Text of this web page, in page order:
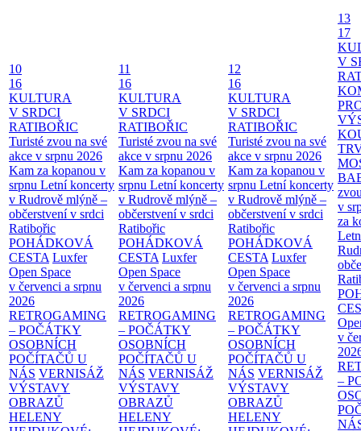
10
16
KULTURA
V SRDCI
RATIBOŘIC
Turisté zvou na své
akce v srpnu 2026
Kam za kopanou v
srpnu Letní koncerty
v Rudrově mlýně –
občerstvení v srdci
Ratibořic
POHÁDKOVÁ
CESTA Luxfer
Open Space
v červenci a srpnu
2026
RETROGAMING
– POČÁTKY
OSOBNÍCH
POČÍTAČŮ U
NÁS VERNISÁŽ
VÝSTAVY
OBRAZŮ
HELENY
11
16
KULTURA
V SRDCI
RATIBOŘIC
Turisté zvou na své
akce v srpnu 2026
Kam za kopanou v
srpnu Letní koncerty
v Rudrově mlýně –
občerstvení v srdci
Ratibořic
POHÁDKOVÁ
CESTA Luxfer
Open Space
v červenci a srpnu
2026
RETROGAMING
– POČÁTKY
OSOBNÍCH
POČÍTAČŮ U
NÁS VERNISÁŽ
VÝSTAVY
OBRAZŮ
HELENY
12
16
KULTURA
V SRDCI
RATIBOŘIC
Turisté zvou na své
akce v srpnu 2026
Kam za kopanou v
srpnu Letní koncerty
v Rudrově mlýně –
občerstvení v srdci
Ratibořic
POHÁDKOVÁ
CESTA Luxfer
Open Space
v červenci a srpnu
2026
RETROGAMING
– POČÁTKY
OSOBNÍCH
POČÍTAČŮ U
NÁS VERNISÁŽ
VÝSTAVY
OBRAZŮ
HELENY
13
17
V
v
za
v
–